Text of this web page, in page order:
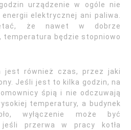
urządzenie w ogóle nie
elektrycznej ani paliwa.
że nawet w dobrze
temperatura będzie stopniowo
jest również czas, przez jaki
Jeśli jest to kilka godzin, na
śpią i nie odczuwają
temperatury, a budynek
wyłączenie może być
jeśli przerwa w pracy kotła